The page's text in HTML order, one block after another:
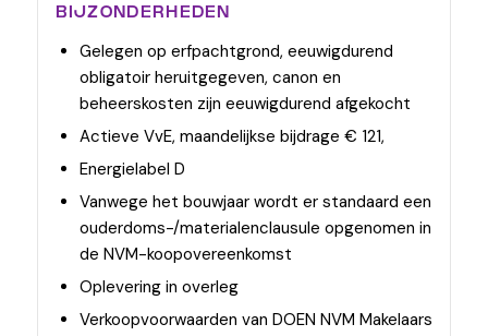
BIJZONDERHEDEN
Gelegen op erfpachtgrond, eeuwigdurend
obligatoir heruitgegeven, canon en
beheerskosten zijn eeuwigdurend afgekocht
Actieve VvE, maandelijkse bijdrage € 121,
Energielabel D
Vanwege het bouwjaar wordt er standaard een
ouderdoms-/materialenclausule opgenomen in
de NVM-koopovereenkomst
Oplevering in overleg
Verkoopvoorwaarden van DOEN NVM Makelaars